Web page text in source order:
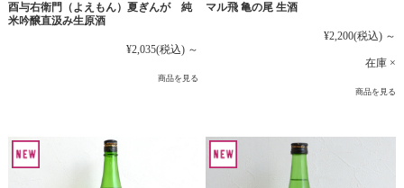
酉与右衛門（よえもん）夏ぎんが 純
米吟醸直汲み生原酒
¥2,035(税込) ～
商品を見る
マル飛 亀の尾 生酒
¥2,200(税込) ～
在庫 ×
商品を見る